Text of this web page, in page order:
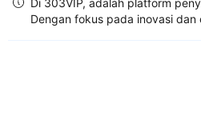
Di 303VIP, adalah platform
Dengan fokus pada inovasi